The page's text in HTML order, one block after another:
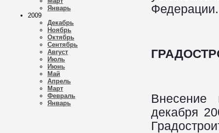
Январь
2009
Декабрь
Ноябрь
Октябрь
Сентябрь
Август
Июль
Июнь
Май
Апрель
Март
Февраль
Январь
декабря